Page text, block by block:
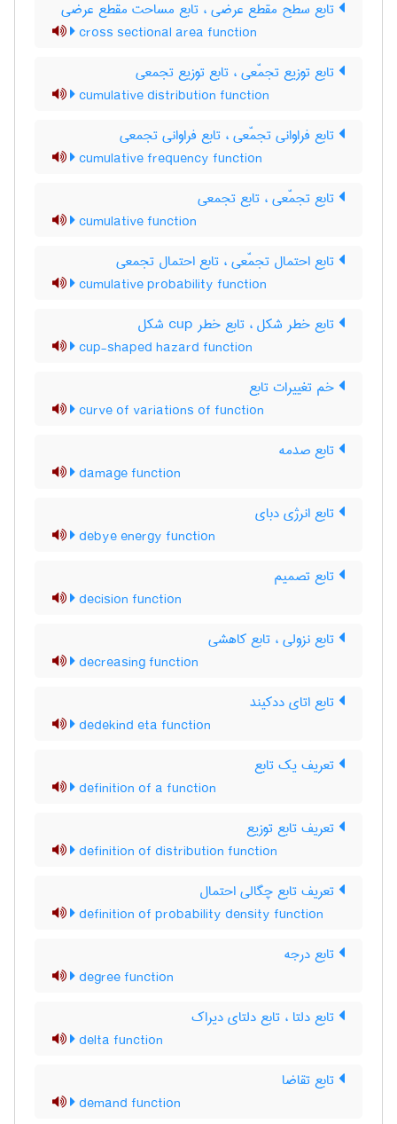
تابع سطح مقطع عرضی ، تابع مساحت مقطع عرضی
cross sectional area function
تابع توزیع تجمّعی ، تابع توزیع تجمعی
cumulative distribution function
تابع فراوانی تجمّعی ، تابع فراوانی تجمعی
cumulative frequency function
تابع تجمّعی ، تابع تجمعی
cumulative function
تابع احتمال تجمّعی ، تابع احتمال تجمعی
cumulative probability function
تابع خطر شکل ، تابع خطر ‌c‌u‌p شکل
cup-shaped hazard function
خم تغییرات تابع
curve of variations of function
تابع صدمه
damage function
تابع انرژی دبای
debye energy function
تابع تصمیم
decision function
تابع نزولی ، تابع کاهشی
decreasing function
تابع اتای ددکیند
dedekind eta function
تعریف یک تابع
definition of a function
تعریف تابع توزیع
definition of distribution function
تعریف تابع چگالی احتمال
definition of probability density function
تابع درجه
degree function
تابع دلتا ، تابع دلتای دیراک
delta function
تابع تقاضا
demand function